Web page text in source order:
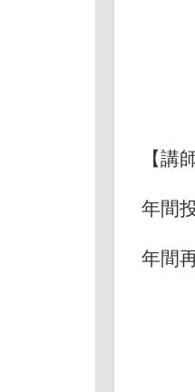
【講
年間
年間
一